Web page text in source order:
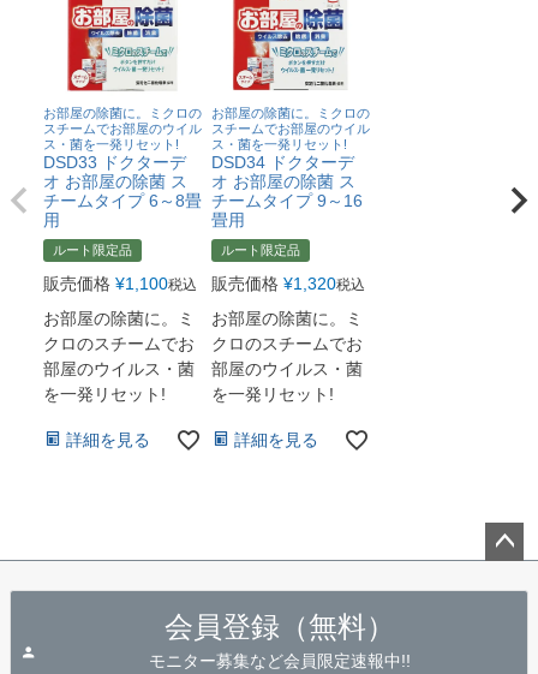
お部屋の除菌に。ミクロの
スチームでお部屋のウイル
ス・菌を一発リセット!
DSD33 ドクターデ
オ お部屋の除菌 ス
チームタイプ 6～8畳
用
ルート限定品
販売価格 ¥1,100税込
お部屋の除菌に。ミ
クロのスチームでお
部屋のウイルス・菌
を一発リセット!
詳細を見る
お部屋の除菌に。ミクロの
スチームでお部屋のウイル
ス・菌を一発リセット!
DSD34 ドクターデ
オ お部屋の除菌 ス
チームタイプ 9～16
畳用
ルート限定品
販売価格 ¥1,320税込
お部屋の除菌に。ミ
クロのスチームでお
部屋のウイルス・菌
を一発リセット!
詳細を見る
会員登録（無料）
モニター募集など会員限定速報中!!